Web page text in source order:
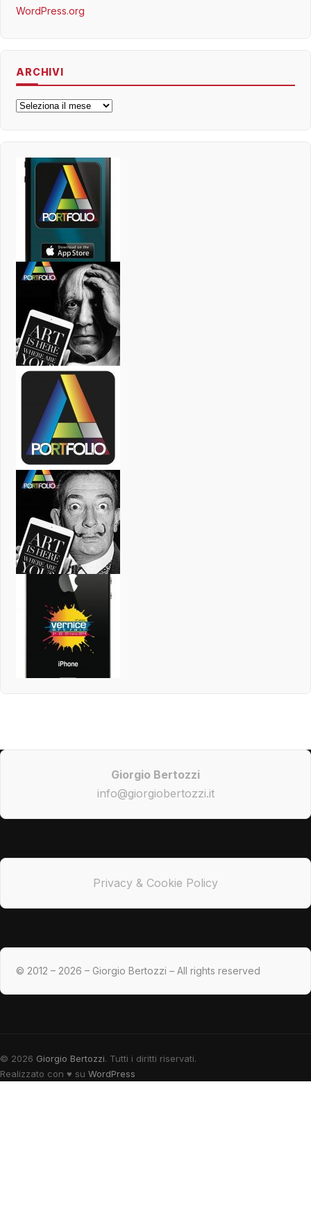
WordPress.org
ARCHIVI
Archivi
Giorgio Bertozzi
info@giorgiobertozzi.it
Privacy & Cookie Policy
© 2012 – 2026 – Giorgio Bertozzi – All rights reserved
© 2026 Giorgio Bertozzi. Tutti i diritti riservati.
Realizzato con ♥ su WordPress